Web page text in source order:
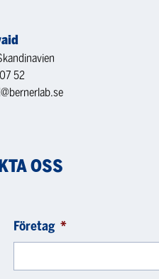
52
OSS
Företag *